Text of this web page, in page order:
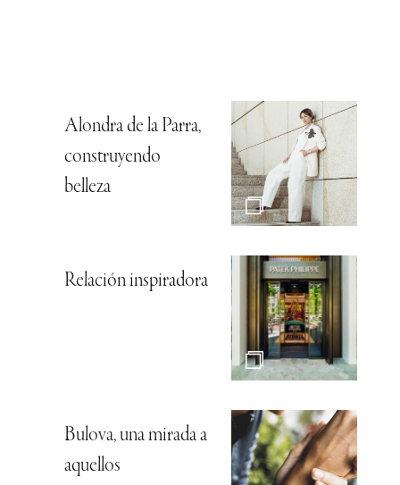
Alondra de la Parra,
construyendo
belleza
Relación inspiradora
Bulova, una mirada a
aquellos